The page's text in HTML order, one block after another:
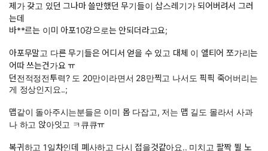
제가 갖고 있던 그나마 쓸만했던 무기들이 삽스레기가 되어버려서 그러
는데
바**르는 이미 아포10강으로는 안되더라고요;
아포무말고 다른 무기들은 어디서 얻을 수 있고 대체 이 엘티어 쪼가리는
어따 쓰는건가요 ㅠ
던전적정전투력? 도 20만이라면서 28만찍고 나서도 픽픽 죽어버리는
게 정상인지요..;
맵같이 돌아주시는분들은 이미 몹 다잡고, 저는 맵 길도 몰라서 사과
나 하고 앉아잇고 ㅋ큐큐ㅠ
복귀하고 1일차인데 폐사하고 다시 접을것같아요.. 미치고 팔짝 뛸 노